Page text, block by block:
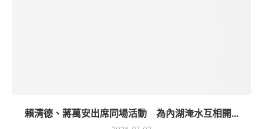
賴清德、蔣萬安出席同場活動 為內湖淹水互相開...